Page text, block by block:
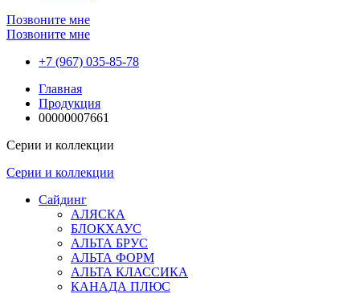
Позвоните мне
Позвоните мне
+7 (967) 035-85-78
Главная
Продукция
00000007661
Серии и коллекции
Серии и коллекции
Сайдинг
АЛЯСКА
БЛОКХАУС
АЛЬТА БРУС
АЛЬТА ФОРМ
АЛЬТА КЛАССИКА
КАНАДА ПЛЮС